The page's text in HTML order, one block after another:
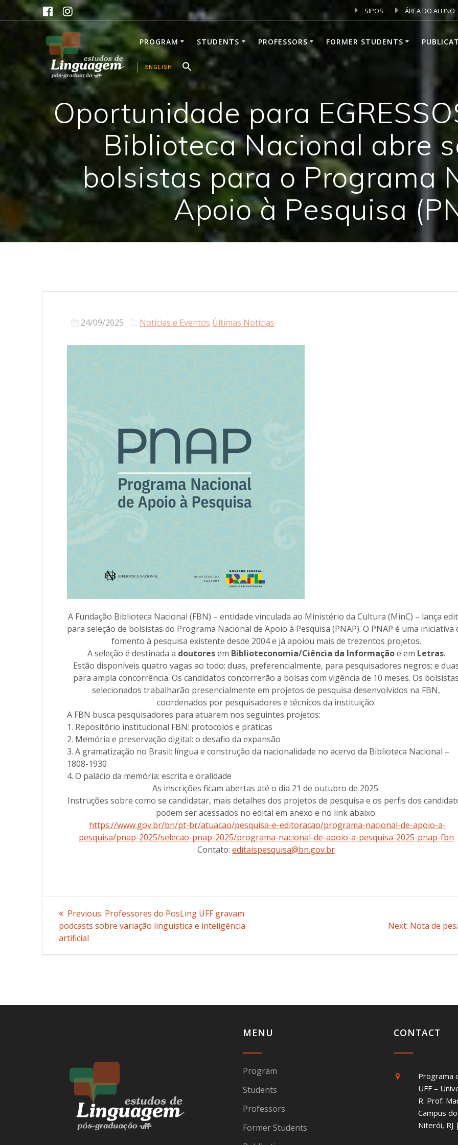
to
SIPOS ÁREA DO ALUNO
PROGRAM STUDENTS PROFESSORS FORMER STUDENTS
ENGLISH
Oportunidade para
Biblioteca Nacional abre
bolsistas para o Programa
Apoio à Pesquisa
24/09/2025 Notícias e Eventos Últimas Notícias
A Fundação Biblioteca Nacional (FBN) – entidade vinculada ao Ministério da Cultura (MinC) – lança
para seleção de bolsistas do Programa Nacional de Apoio à Pesquisa (PNAP). O PNAP é uma iniciativa
fomento à pesquisa existente desde 2004 e já apoiou mais de trezentos projetos.
A seleção é destinada a doutoresem Biblioteconomia/Ciência da Informaçãoe em Letras.
Estão disponíveis quatro vagas ao todo: duas, preferencialmente, para pesquisadores negros; e
para ampla concorrência. Os candidatos concorrerão a bolsas com vigência de 10 meses. Os
selecionados trabalharão presencialmente em projetos de pesquisa desenvolvidos na FBN,
coordenados por pesquisadores e técnicos da instituição.
A FBN busca pesquisadores para atuarem nos seguintes projetos:
1. Repositório institucional FBN: protocolos e práticas
2. Memória e preservação digital: o desafio da expansão
3. A gramatização no Brasil: língua e construção da nacionalidade no acervo da Biblioteca Nacional –
1808-1930
4. O palácio da memória: escrita e oralidade
As inscrições ficam abertas até o dia 21 de outubro de 2025.
Instruções sobre como se candidatar, mais detalhes dos projetos de pesquisa e os perfis dos
podem ser acessados no edital em anexo e no link abaixo:
https://www.gov.br/bn/pt-br/atuacao/pesquisa-e-editoracao/programa-nacional-de-apoio-a-
pesquisa/pnap-2025/selecao-pnap-2025/programa-nacional-de-apoio-a-pesquisa-2025-pnap-fbn
Contato:editaispesquisa@bn.gov.br
Post
navigation
Previous: Previous
post:
Professores do PosLing UFF gravam
podcasts sobre variação linguística e inteligência
artificial
Next: Next
Nota de
MENU
Program
Students
Professors
Former Students
CONTACT
Programa
UFF –
R. Prof.
Campus
Niterói,